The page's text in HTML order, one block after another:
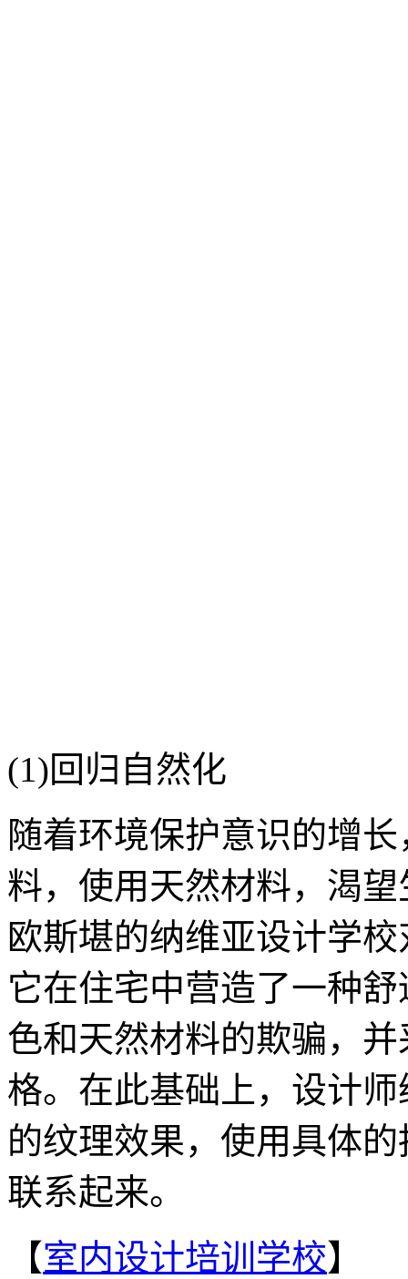
(1)回归自然化
随着环境保护意识的增
料，使用天然材料，渴
欧斯堪的纳维亚设计学
它在住宅中营造了一种
色和天然材料的欺骗，
格。在此基础上，设计
的纹理效果，使用具体
联系起来。
【室内设计培训学校】